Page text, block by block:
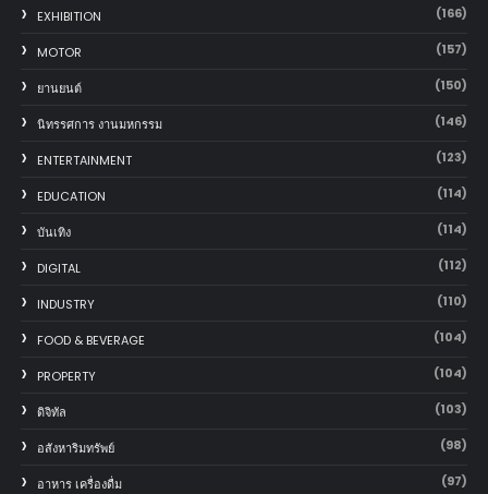
EXHIBITION (166)
MOTOR (157)
‎ยานยนต์‎ (150)
นิทรรศการ งานมหกรรม (146)
ENTERTAINMENT (123)
EDUCATION (114)
บันเทิง (114)
DIGITAL (112)
INDUSTRY (110)
FOOD & BEVERAGE (104)
PROPERTY (104)
ดิจิทัล (103)
อสังหาริมทรัพย์ (98)
อาหาร เครื่องดื่ม (97)